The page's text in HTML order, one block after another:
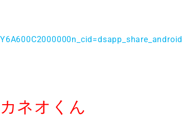
ネオくん